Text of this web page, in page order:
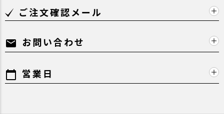
ご注文確認メール
mail お問い合わせ
calendar_today 営業日